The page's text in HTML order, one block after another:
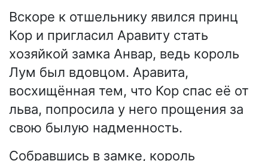
Вскоре к отшельнику явился принц
Кор и пригласил Аравиту стать
хозяйкой замка Анвар, ведь король
Лум был вдовцом. Аравита,
восхищённая тем, что Кор спас её от
льва, попросила у него прощения за
свою былую надменность.
Собравшись в замке, король